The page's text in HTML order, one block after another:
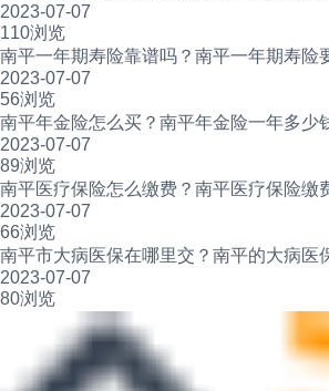
2023-07-07
110浏览
南平一年期寿险靠谱吗？南平一年期寿险
2023-07-07
56浏览
南平年金险怎么买？南平年金险一年多少
2023-07-07
89浏览
南平医疗保险怎么缴费？南平医疗保险缴
2023-07-07
66浏览
南平市大病医保在哪里交？南平的大病医
2023-07-07
80浏览